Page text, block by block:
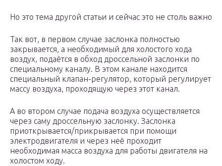
Но это тема другой статьи и сейчас это не столь важно
Так вот, в первом случае заслонка полностью
закрывается, а необходимый для холостого хода
воздух, подаётся в обход дроссельной заслонки по
специальному каналу. В этом канале находится
специальный клапан-регулятор, который регулирует
массу воздуха, проходящую через этот канал.
А во втором случае подача воздуха осуществляется
через саму дроссельную заслонку. Заслонка
приоткрывается/прикрывается при помощи
электродвигателя и через неё проходит
необходимая масса воздуха для работы двигателя на
холостом ходу.